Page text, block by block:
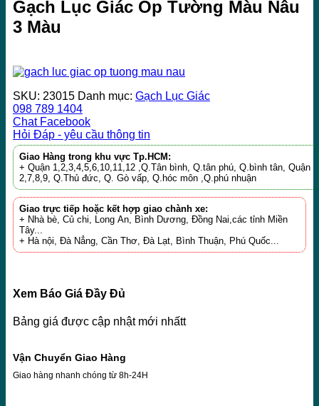
Gạch Lục Giác Ốp Tường Màu Nâu
3 Màu
SKU: 23015 Danh mục: Gạch Lục Giác
098 789 1404
Chat Facebook
Hỏi Đáp - yêu cầu thông tin
Giao Hàng trong khu vực Tp.HCM:
+ Quận 1,2,3,4,5,6,10,11,12 ,Q.Tân bình, Q.tân phú, Q.bình tân, Quận
2,7,8,9, Q.Thủ đức, Q. Gò vấp, Q.hóc môn ,Q.phú nhuận
Giao trực tiếp hoặc kết hợp giao chành xe:
+ Nhà bè, Củ chi, Long An, Bình Dương, Đồng Nai,các tỉnh Miền
Tây...
+ Hà nội, Đà Nẳng, Cần Thơ, Đà Lạt, Bình Thuận, Phú Quốc...
Xem Báo Giá Đầy Đủ
Bảng giá được cập nhật mới nhấtt
Vận Chuyển Giao Hàng
Giao hàng nhanh chóng từ 8h-24H